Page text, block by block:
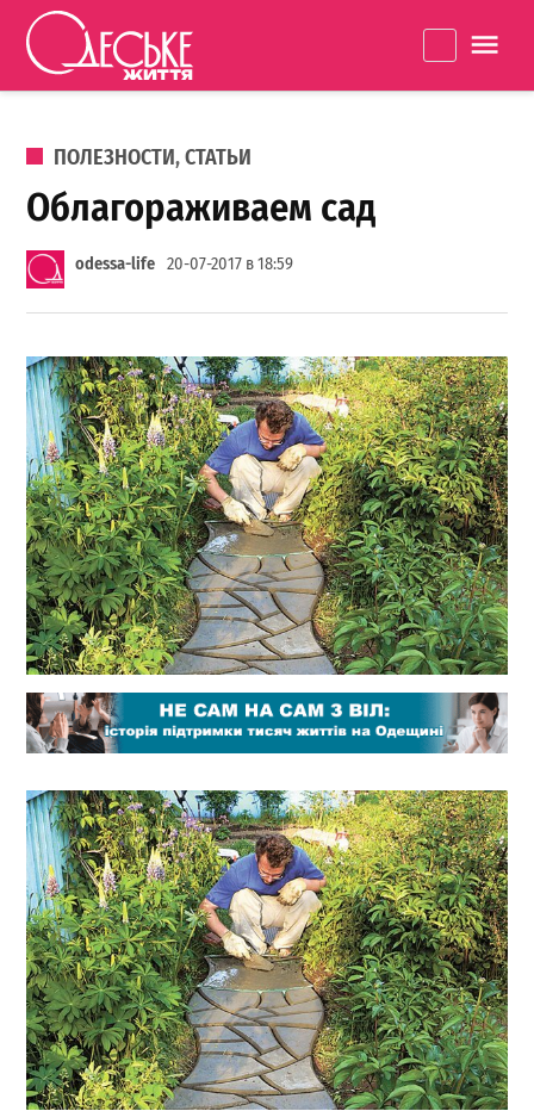
Перейти к содержанию
життя
ОПУБЛИКОВАНО В
ПОЛЕЗНОСТИ,СТАТЬИ
Облагораживаем сад
odessa-life 20-07-2017 в 18:59